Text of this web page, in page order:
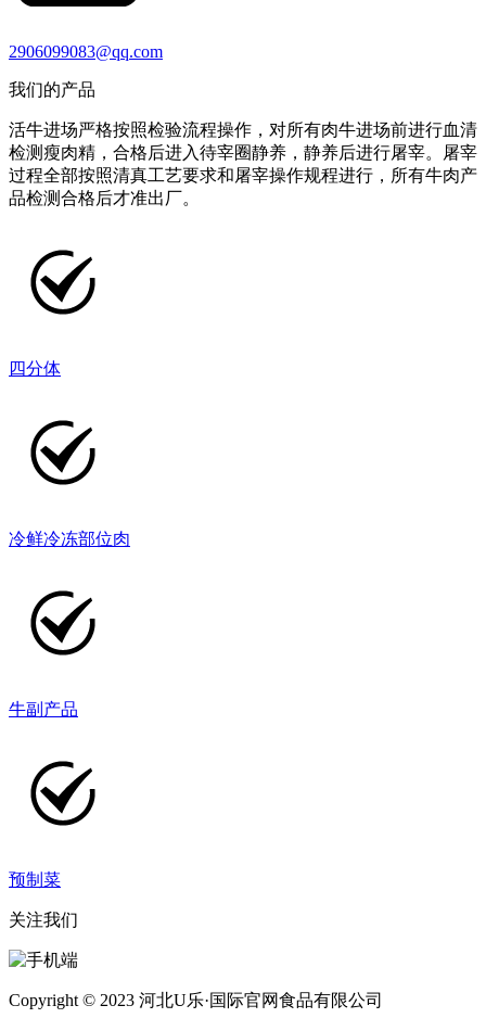
2906099083@qq.com
我们的产品
活牛进场严格按照检验流程操作，对所有肉牛进场前进行血清
检测瘦肉精，合格后进入待宰圈静养，静养后进行屠宰。屠宰
过程全部按照清真工艺要求和屠宰操作规程进行，所有牛肉产
品检测合格后才准出厂。
四分体
冷鲜冷冻部位肉
牛副产品
预制菜
关注我们
Copyright © 2023 河北U乐·国际官网食品有限公司